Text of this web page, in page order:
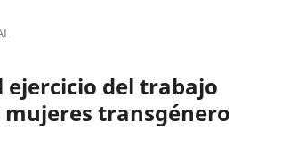
ejercicio del trabajo
mujeres transgénero